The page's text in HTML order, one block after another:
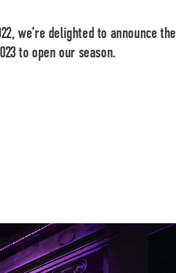
we’re delighted to announce the
to open our season.